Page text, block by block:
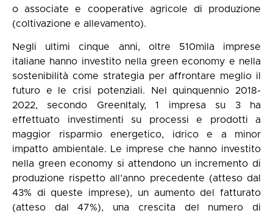
o associate e cooperative agricole di produzione
(coltivazione e allevamento).
Negli ultimi cinque anni, oltre 510mila imprese
italiane hanno investito nella green economy e nella
sostenibilità come strategia per affrontare meglio il
futuro e le crisi potenziali. Nel quinquennio 2018-
2022, secondo GreenItaly, 1 impresa su 3 ha
effettuato investimenti su processi e prodotti a
maggior risparmio energetico, idrico e a minor
impatto ambientale. Le imprese che hanno investito
nella green economy si attendono un incremento di
produzione rispetto all’anno precedente (atteso dal
43% di queste imprese), un aumento del fatturato
(atteso dal 47%), una crescita del numero di